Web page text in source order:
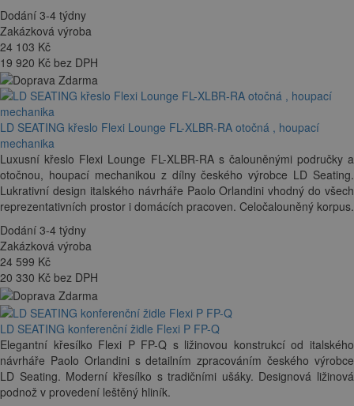
Dodání 3-4 týdny
Zakázková výroba
24 103 Kč
19 920 Kč bez DPH
LD SEATING křeslo Flexi Lounge FL-XLBR-RA otočná , houpací
mechanika
Luxusní křeslo Flexi Lounge FL-XLBR-RA s čalouněnými područky a
otočnou, houpací mechanikou z dílny českého výrobce LD Seating.
Lukrativní design italského návrháře Paolo Orlandini vhodný do všech
reprezentativních prostor i domácích pracoven. Celočalouněný korpus.
Dodání 3-4 týdny
Zakázková výroba
24 599 Kč
20 330 Kč bez DPH
LD SEATING konferenční židle Flexi P FP-Q
Elegantní křesílko Flexi P FP-Q s ližinovou konstrukcí od italského
návrháře Paolo Orlandini s detailním zpracováním českého výrobce
LD Seating. Moderní křesílko s tradičními ušáky. Designová ližinová
podnož v provedení leštěný hliník.